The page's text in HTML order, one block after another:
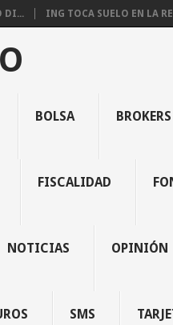
DI... ING TOCA SUELO EN LA
BOLSA BROKERS
FISCALIDAD
NOTICIAS OPINIÓN
SMS